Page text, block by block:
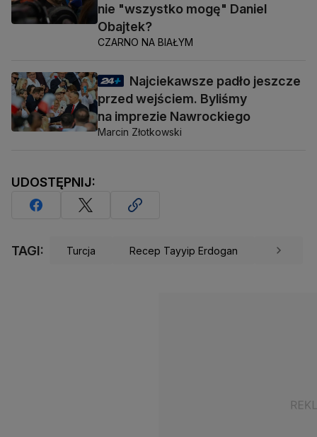
nie "wszystko mogę" Daniel
Obajtek?
CZARNO NA BIAŁYM
Najciekawsze padło jeszcze
przed wejściem. Byliśmy
na imprezie Nawrockiego
Marcin Złotkowski
UDOSTĘPNIJ:
TAGI: Turcja Recep Tayyip Erdogan